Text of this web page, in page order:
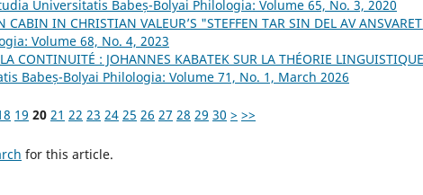
Universitatis Babeș-Bolyai Philologia: Volume 65, No. 3, 2020
CABIN IN CHRISTIAN VALEUR’S "STEFFEN TAR SIN DEL AV
Volume 68, No. 4, 2023
CONTINUITÉ : JOHANNES KABATEK SUR LA THÉORIE LINGUISTIQUE
Babeș-Bolyai Philologia: Volume 71, No. 1, March 2026
19 20 21 22 23 24 25 26 27 28 29 30 > >>
for this article.